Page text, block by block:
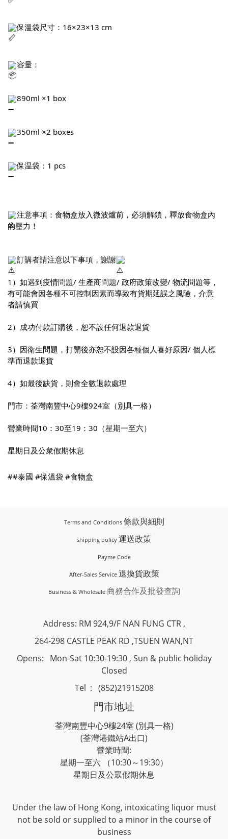
保溫袋尺寸：16×23×13 cm
容量：
890ml ×1 box
350ml ×2 boxes
保温袋：1 pcs
注意事項：食物盒放入微波爐前，必須解鎖，釋放食物盒內
的壓力！
訂購者請注意以下事項，謝謝
1）如遇到疫情問題/ 生產商問題/ 政府政策改變/ 物流問題等，
有可能會因各種不可控制因素而導致有貨期延誤之風險，介意
者請慎買
2）成功付款訂購後，恕不設任何退款退貨
3）因衛生問題，打開後亦恕不設因各種個人喜好原因/ 個人標
準而退款退貨
4）如最後缺貨，則會全數退款處理
門市：荃灣南豐中心9樓924室（別具一格）
營業時間10：30至19：30（星期一至六）
星期日及公衆假期休息
##泰國 #保溫袋 #食物盒
Terms and Conditions 條款與細則
shipping policy 運送政策
Payme Code
After-Sales Service 退換貨政策
Business & Wholesale 商務合作及批發查詢
Address: RM 924,9/F NAN FUNG CTR ,
264-298 CASTLE PEAK RD ,TSUEN WAN,NT
Opens: Mon-Sat 10:30-19:30 , Sun & public holiday
Closed
Tel : (852)21915208
門市地址
荃灣南豐中心9樓24室 (別具一格)
(荃灣港鐵站A出口)
營業時間:
星期一至六 （10:30～19:30）
星期日及公眾假期休息
Under the law of Hong Kong, intoxicating liquor must
not be sold or supplied to a minor in the course of
business